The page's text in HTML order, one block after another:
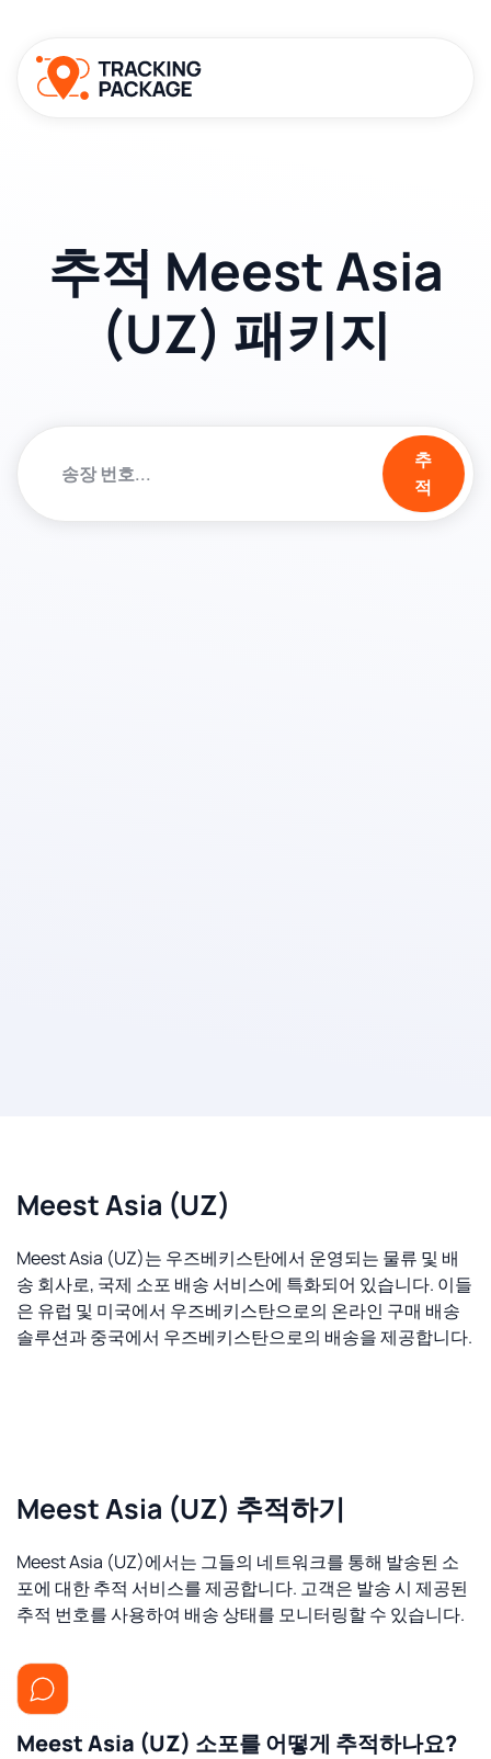
추적 Meest Asia
(UZ) 패키지
추
적
Meest Asia (UZ)
Meest Asia (UZ)는 우즈베키스탄에서 운영되는 물류 및 배
송 회사로, 국제 소포 배송 서비스에 특화되어 있습니다. 이들
은 유럽 및 미국에서 우즈베키스탄으로의 온라인 구매 배송
솔루션과 중국에서 우즈베키스탄으로의 배송을 제공합니다.
Meest Asia (UZ) 추적하기
Meest Asia (UZ)에서는 그들의 네트워크를 통해 발송된 소
포에 대한 추적 서비스를 제공합니다. 고객은 발송 시 제공된
추적 번호를 사용하여 배송 상태를 모니터링할 수 있습니다.
Meest Asia (UZ) 소포를 어떻게 추적하나요?